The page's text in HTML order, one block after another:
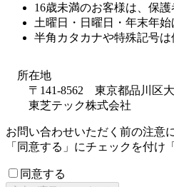
16歳未満のお客様は、保
土曜日・日曜日・年末年
半角カタカナや特殊記号
所在地
〒141-8562 東京都品川区
東芝テック株式会社
お問い合わせいただく前の注意
「同意する」にチェックを付け
同意する